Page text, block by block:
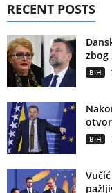
RECENT POSTS
zbog
BIH
BIH